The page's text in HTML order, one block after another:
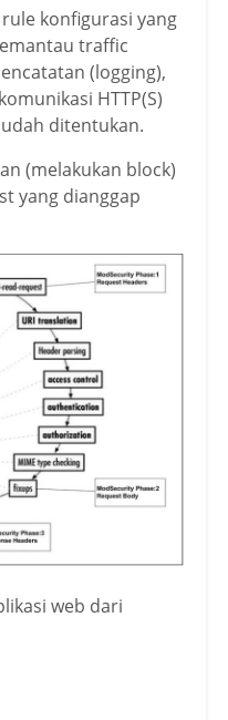
konfigurasi yang
traffic
(logging),
HTTP(S)
ditentukan.
(melakukan block)
yang dianggap
web dari